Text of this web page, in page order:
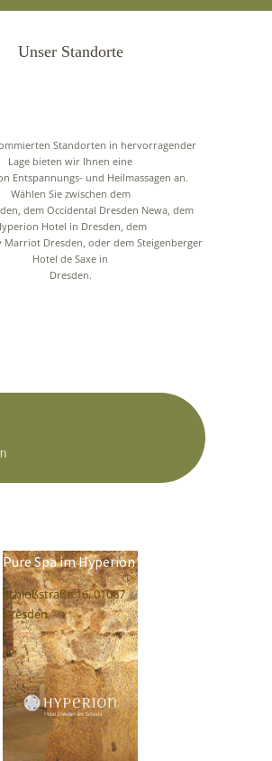
Unser Standorte
Standorten in hervorragender
Lage bieten wir Ihnen eine
Entspannungs- und Heilmassagen an.
Wählen Sie zwischen dem
dem Occidental Dresden Newa, dem
Hotel in Dresden, dem
Dresden, oder dem Steigenberger
Hotel de Saxe in
Dresden.
Pure Spa im Hyperion
Schloßstraße 16, 01067
Dresden